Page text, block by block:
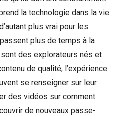
la technologie dans la vie
plus vrai pour les
plus de temps à la
des explorateurs nés et
de qualité, l’expérience
se renseigner sur leur
des vidéos sur comment
de nouveaux passe-